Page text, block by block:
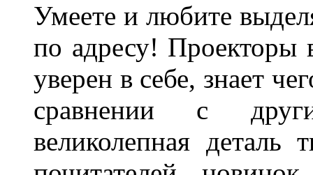
Умеете и любите
по адресу! Проекторы
уверен в себе, знает
сравнении с
великолепная